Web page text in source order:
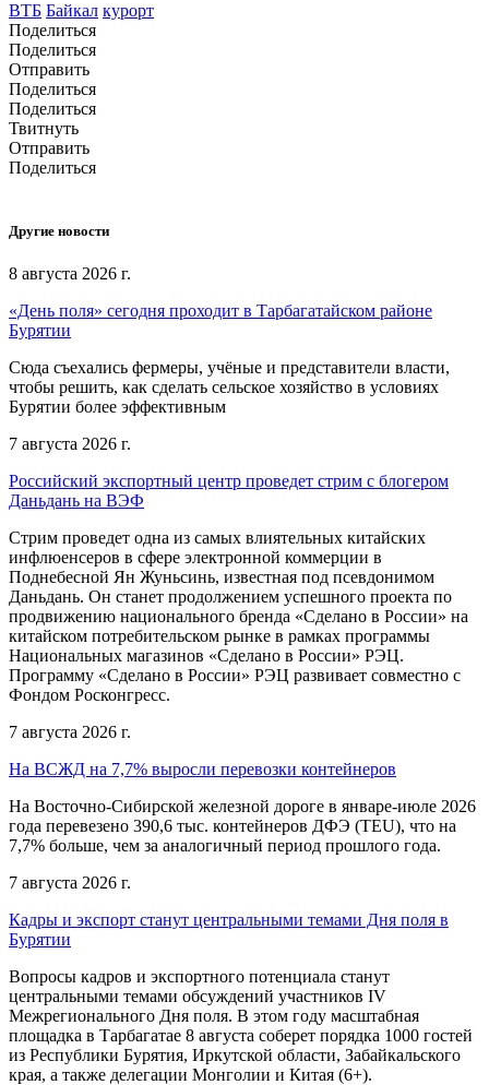
ВТБ Байкал курорт
Поделиться
Поделиться
Отправить
Поделиться
Поделиться
Твитнуть
Отправить
Поделиться
Другие новости
8 августа 2026 г.
«День поля» сегодня проходит в Тарбагатайском районе
Бурятии
Сюда съехались фермеры, учёные и представители власти,
чтобы решить, как сделать сельское хозяйство в условиях
Бурятии более эффективным
7 августа 2026 г.
Российский экспортный центр проведет стрим с блогером
Даньдань на ВЭФ
Стрим проведет одна из самых влиятельных китайских
инфлюенсеров в сфере электронной коммерции в
Поднебесной Ян Жуньсинь, известная под псевдонимом
Даньдань. Он станет продолжением успешного проекта по
продвижению национального бренда «Сделано в России» на
китайском потребительском рынке в рамках программы
Национальных магазинов «Сделано в России» РЭЦ.
Программу «Сделано в России» РЭЦ развивает совместно с
Фондом Росконгресс.
7 августа 2026 г.
На ВСЖД на 7,7% выросли перевозки контейнеров
На Восточно-Сибирской железной дороге в январе-июле 2026
года перевезено 390,6 тыс. контейнеров ДФЭ (TEU), что на
7,7% больше, чем за аналогичный период прошлого года.
7 августа 2026 г.
Кадры и экспорт станут центральными темами Дня поля в
Бурятии
Вопросы кадров и экспортного потенциала станут
центральными темами обсуждений участников IV
Межрегионального Дня поля. В этом году масштабная
площадка в Тарбагатае 8 августа соберет порядка 1000 гостей
из Республики Бурятия, Иркутской области, Забайкальского
края, а также делегации Монголии и Китая (6+).